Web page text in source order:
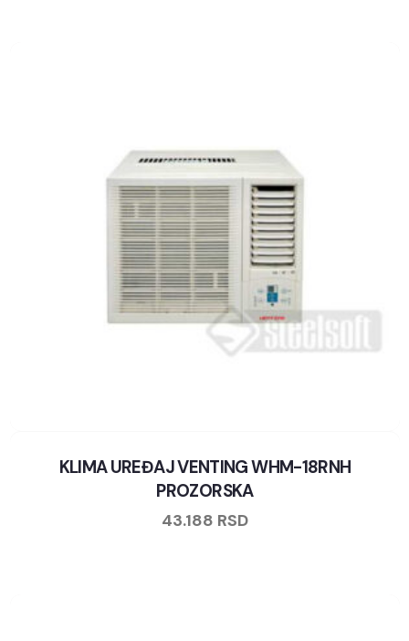
KLIMA UREĐAJ VENTING WHM-18RNH
PROZORSKA
43.188 RSD